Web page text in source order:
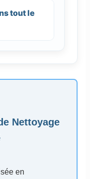
tout le
Nettoyage
en